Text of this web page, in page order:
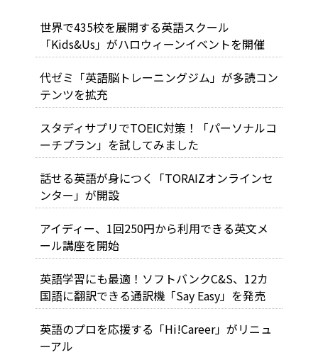
世界で435校を展開する英語スクール
「Kids&Us」がハロウィーンイベントを開催
代ゼミ「英語脳トレーニングジム」が多読コン
テンツを拡充
スタディサプリでTOEIC対策！「パーソナルコ
ーチプラン」を試してみました
話せる英語が身につく「TORAIZオンラインセ
ンター」が開設
アイディー、1回250円から利用できる英文メ
ール講座を開始
英語学習にも最適！ソフトバンクC&S、12カ
国語に翻訳できる通訳機「Say Easy」を発売
英語のプロを応援する「Hi!Career」がリニュ
ーアル